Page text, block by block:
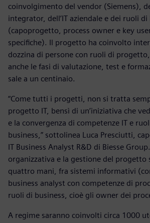
coinvolgimento del vendor (Siemens),
integrator, dell’IT aziendale e dei ruoli di
(capoprogetto, process owner e key
specifiche). Il progetto ha coinvolto
dozzina di persone con ruoli di
anche le fasi di valutazione, test e
sale a un centinaio.
“Come tutti i progetti, non si tratta
progetto IT, bensì di un’iniziativa che
e la convergenza di competenze IT e
business,” sottolinea Luca Presciutti,
IT Business Analyst R&D di Biesse
organizzativa e la gestione del progetto
quattro mani, fra sistemi informativi
business analyst con competenze di
ruoli di business, cioè gli owner dei
A regime saranno coinvolti circa 1000